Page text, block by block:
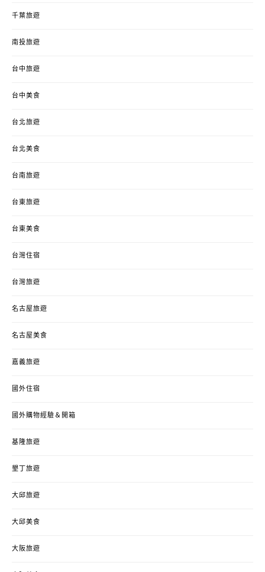
千葉旅遊
南投旅遊
台中旅遊
台中美食
台北旅遊
台北美食
台南旅遊
台東旅遊
台東美食
台灣住宿
台灣旅遊
名古屋旅遊
名古屋美食
嘉義旅遊
國外住宿
國外購物經驗＆開箱
基隆旅遊
墾丁旅遊
大邱旅遊
大邱美食
大阪旅遊